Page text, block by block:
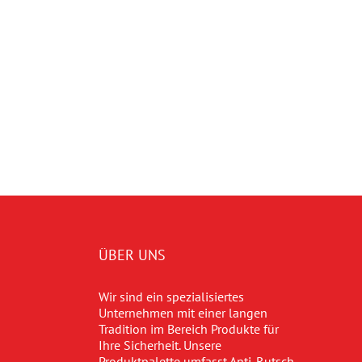
ÜBER UNS
Wir sind ein spezialisiertes
Unternehmen mit einer langen
Tradition im Bereich Produkte für
Ihre Sicherheit. Unsere